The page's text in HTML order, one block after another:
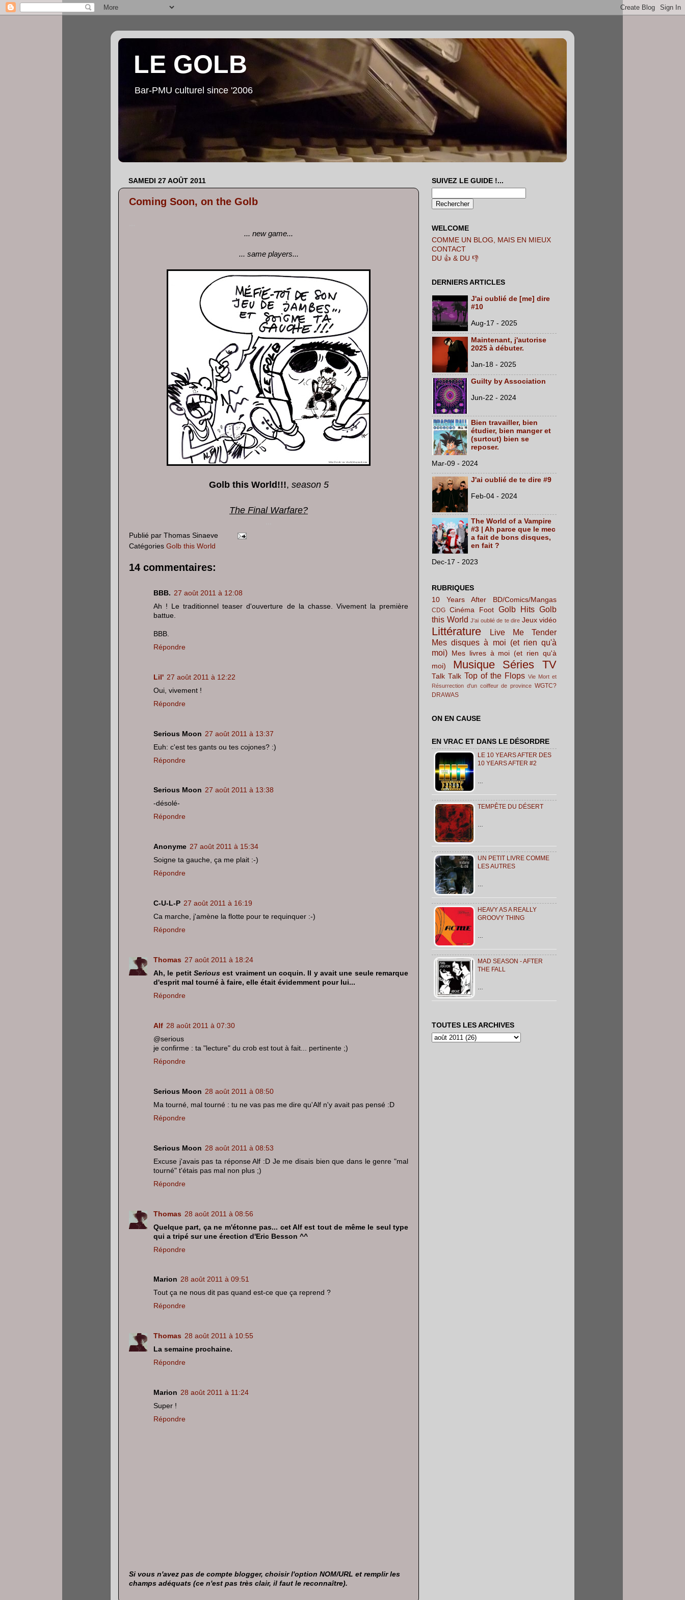
LE GOLB
Bar-PMU culturel since '2006
SAMEDI 27 AOÛT 2011
Coming Soon, on the Golb
... new game...
... same players...
Golb this World!!!, season 5
The Final Warfare?
Publié par Thomas Sinaeve
Catégories Golb this World
14 commentaires:
BBB. 27 août 2011 à 12:08
Ah ! Le traditionnel teaser d'ouverture de la chasse. Vivement la première
battue.
BBB.
Répondre
Lil' 27 août 2011 à 12:22
Oui, vivement !
Répondre
Serious Moon 27 août 2011 à 13:37
Euh: c'est tes gants ou tes cojones? :)
Répondre
Serious Moon 27 août 2011 à 13:38
-désolé-
Répondre
Anonyme 27 août 2011 à 15:34
Soigne ta gauche, ça me plait :-)
Répondre
C-U-L-P 27 août 2011 à 16:19
Ca marche, j'amène la flotte pour te requinquer :-)
Répondre
Thomas 27 août 2011 à 18:24
Ah, le petit Seriousest vraiment un coquin. Il y avait une seule remarque
d'esprit mal tourné à faire, elle était évidemment pour lui...
Répondre
Alf 28 août 2011 à 07:30
@serious
je confirme : ta "lecture" du crob est tout à fait... pertinente ;)
Répondre
Serious Moon 28 août 2011 à 08:50
Ma tourné, mal tourné : tu ne vas pas me dire qu'Alf n'y avait pas pensé :D
Répondre
Serious Moon 28 août 2011 à 08:53
Excuse j'avais pas ta réponse Alf :D Je me disais bien que dans le genre "mal
tourné" t'étais pas mal non plus ;)
Répondre
Thomas 28 août 2011 à 08:56
Quelque part, ça ne m'étonne pas... cet Alf est tout de même le seul type
qui a tripé sur une érection d'Eric Besson ^^
Répondre
Marion 28 août 2011 à 09:51
Tout ça ne nous dit pas quand est-ce que ça reprend ?
Répondre
Thomas 28 août 2011 à 10:55
La semaine prochaine.
Répondre
Marion 28 août 2011 à 11:24
Super !
Répondre
Si vous n'avez pas de compte blogger, choisir l'option NOM/URL et remplir les
champs adéquats (ce n'est pas très clair, il faut le reconnaître).
SUIVEZ LE GUIDE !...
WELCOME
COMME UN BLOG, MAIS EN MIEUX
CONTACT
DU 👍 & DU 👎
DERNIERS ARTICLES
J'ai oublié de [me] dire
#10
Aug-17 - 2025
Maintenant, j'autorise
2025 à débuter.
Jan-18 - 2025
Guilty by Association
Jun-22 - 2024
Bien travailler, bien
étudier, bien manger et
(surtout) bien se
reposer.
Mar-09 - 2024
J'ai oublié de te dire #9
Feb-04 - 2024
The World of a Vampire
#3 | Ah parce que le mec
a fait de bons disques,
en fait ?
Dec-17 - 2023
RUBRIQUES
10 Years After
BD/Comics/Mangas
CDG Cinéma Foot Golb Hits Golb
this World J'ai oublié de te dire Jeux vidéo
Littérature
Live Me Tender
Mes disques à moi (et rien qu'à
moi) Mes livres à moi (et rien qu'à
moi)
Musique Séries TV
Talk Talk Top of the Flops Vie Mort et
Résurrection d'un coiffeur de province WGTC?
DRAWAS
ON EN CAUSE
EN VRAC ET DANS LE DÉSORDRE
LE 10 YEARS AFTER DES
10 YEARS AFTER #2
TEMPÊTE DU DÉSERT
UN PETIT LIVRE COMME
LES AUTRES
HEAVY AS A REALLY
GROOVY THING
MAD SEASON - AFTER
THE FALL
TOUTES LES ARCHIVES